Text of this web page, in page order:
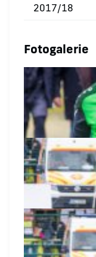
2017/18
Fotogalerie